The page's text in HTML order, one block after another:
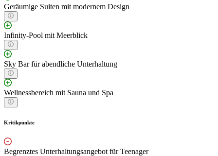
Geräumige Suiten mit modernem Design
Infinity-Pool mit Meerblick
Sky Bar für abendliche Unterhaltung
Wellnessbereich mit Sauna und Spa
Kritikpunkte
Begrenztes Unterhaltungsangebot für Teenager